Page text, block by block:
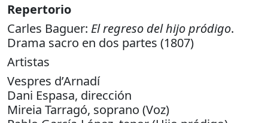
Repertorio
Carles Baguer: El regreso del hijo pródigo.
Drama sacro en dos partes (1807)
Artistas
Vespres d’Arnadí
Dani Espasa, dirección
Mireia Tarragó, soprano (Voz)